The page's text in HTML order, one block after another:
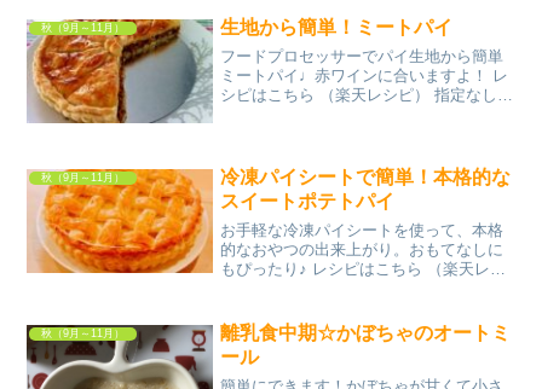
秋（9月～11月） 生地から簡単！ミートパイ
フードプロセッサーでパイ生地から簡単
ミートパイ♩赤ワインに合いますよ！ レ
シピはこちら （楽天レシピ） 指定なし
ャップ△赤ワイン...
秋（9月～11月）
冷凍パイシートで簡単！本格的な
スイートポテトパイ
お手軽な冷凍パイシートを使って、本格
的なおやつの出来上がり。おもてなしに
もぴったり♪ レシピはこちら （楽天レシ
ト塗り卵塗りバターみんなのレビュー
秋（9月～11月）
離乳食中期☆かぼちゃのオートミ
ール